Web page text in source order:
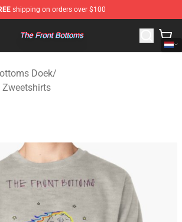
shipping on orders over $100
Store - Official The Front Bottoms
Doek/